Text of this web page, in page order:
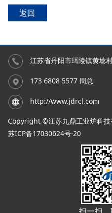
返回
江苏省丹阳市珥陵镇黄埝
173 6808 5577 周总
http://www.jdrcl.com
Copyright ©江苏九鼎工业炉科
苏ICP备17030624号-20